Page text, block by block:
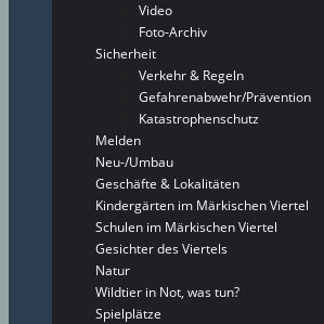
Video
Foto-Archiv
Sicherheit
Verkehr & Regeln
Gefahrenabwehr/Prävention
Katastrophenschutz
Melden
Neu-/Umbau
Geschäfte & Lokalitäten
Kindergärten im Märkischen Viertel
Schulen im Märkischen Viertel
Gesichter des Viertels
Natur
Wildtier in Not, was tun?
Spielplätze